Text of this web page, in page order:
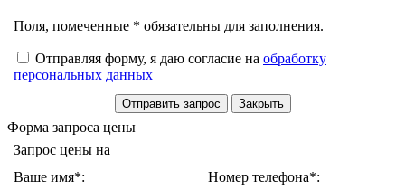
Поля, помеченные * обязательны для заполнения.
Отправляя форму, я даю согласие на обработку
персональных данных
Форма запроса цены
Запрос цены на
Ваше имя*:
Номер телефона*: